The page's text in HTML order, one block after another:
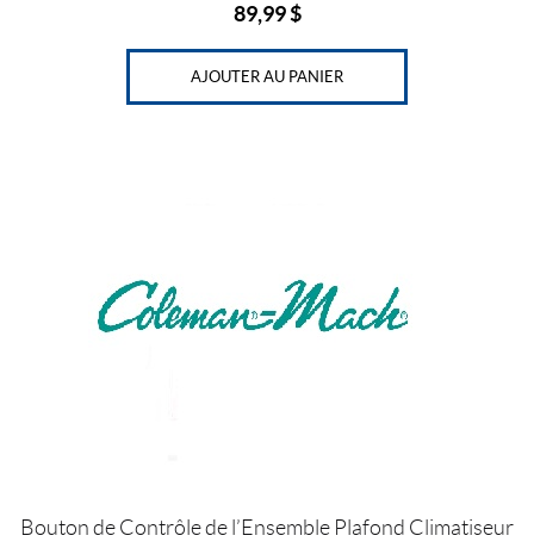
89,99$
AJOUTER AU PANIER
Bouton de Contrôle de l’Ensemble Plafond Climatiseur